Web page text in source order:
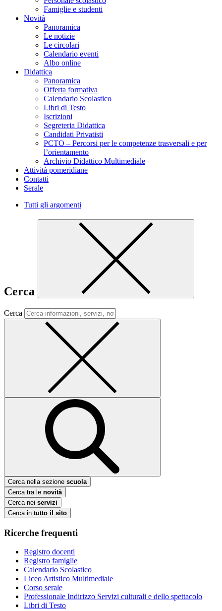
Famiglie e studenti
Novità
Panoramica
Le notizie
Le circolari
Calendario eventi
Albo online
Didattica
Panoramica
Offerta formativa
Calendario Scolastico
Libri di Testo
Iscrizioni
Segreteria Didattica
Candidati Privatisti
PCTO – Percorsi per le competenze trasversali e per
l’orientamento
Archivio Didattico Multimediale
Attività pomeridiane
Contatti
Serale
Tutti gli argomenti
Cerca
Cerca
Cerca nella sezione scuola
Cerca tra le novità
Cerca nei servizi
Cerca in tutto il sito
Ricerche frequenti
Registro docenti
Registro famiglie
Calendario Scolastico
Liceo Artistico Multimediale
Corso serale
Professionale Indirizzo Servizi culturali e dello spettacolo
Libri di Testo